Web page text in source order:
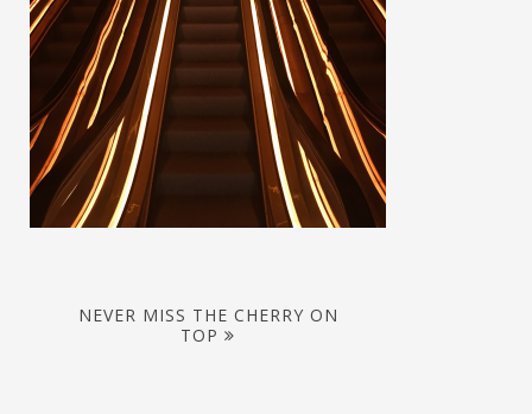
NEVER MISS THE CHERRY ON
TOP